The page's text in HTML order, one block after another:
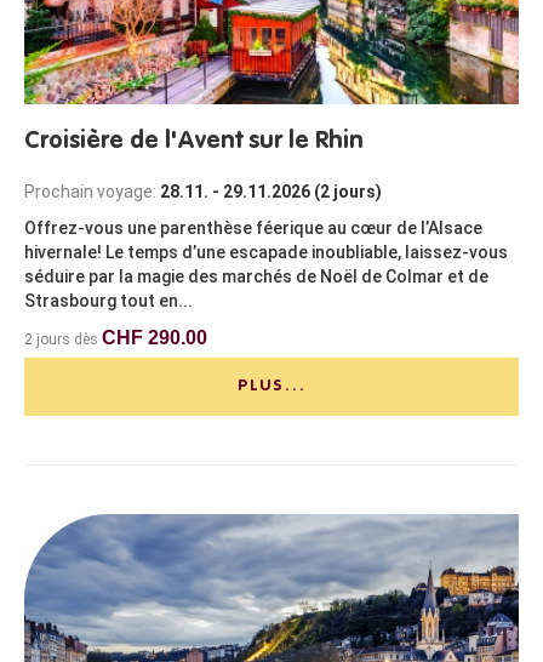
Croisière de l'Avent sur le Rhin
Prochain voyage: 28.11. - 29.11.2026 (2 jours)
Offrez-vous une parenthèse féerique au cœur de l’Alsace
hivernale! Le temps d’une escapade inoubliable, laissez-vous
séduire par la magie des marchés de Noël de Colmar et de
Strasbourg tout en...
2 jours dès CHF 290.00
PLUS...